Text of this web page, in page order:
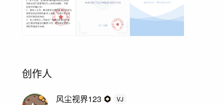
创作人
风尘视界123 VJ